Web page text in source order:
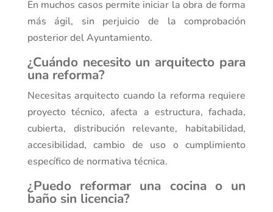
En muchos casos permite iniciar la obra de forma
más ágil, sin perjuicio de la comprobación
posterior del Ayuntamiento.
¿Cuándo necesito un arquitecto para
una reforma?
Necesitas arquitecto cuando la reforma requiere
proyecto técnico, afecta a estructura, fachada,
cubierta, distribución relevante, habitabilidad,
accesibilidad, cambio de uso o cumplimiento
específico de normativa técnica.
¿Puedo reformar una cocina o un
baño sin licencia?